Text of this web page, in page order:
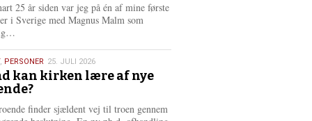
25 år siden var jeg på én af mine første
i Sverige med Magnus Malm som
s
m
e
r
e
, PERSONER 25. JULI 2026
kan kirken lære af nye
finder sjældent vej til troen gennem